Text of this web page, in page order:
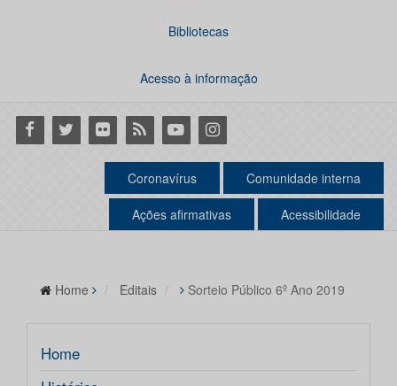
Bibliotecas
Acesso à informação
Facebook
Twitter Flickr RSS YoutubeInstagram
Coronavírus Comunidade interna
Ações afirmativas Acessibilidade
Home Editais Sorteio Público 6º Ano 2019
Home